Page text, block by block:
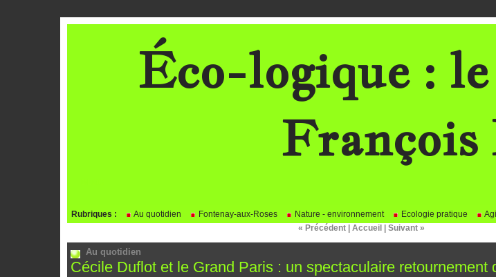
Éco-logique :
François
Rubriques : Au quotidien Fontenay-aux-Roses Nature - environnement Ecologie pratique
« Précédent
Accueil Suivant »
Au quotidien
Cécile Duflot et le Grand Paris : un spectaculaire retournement